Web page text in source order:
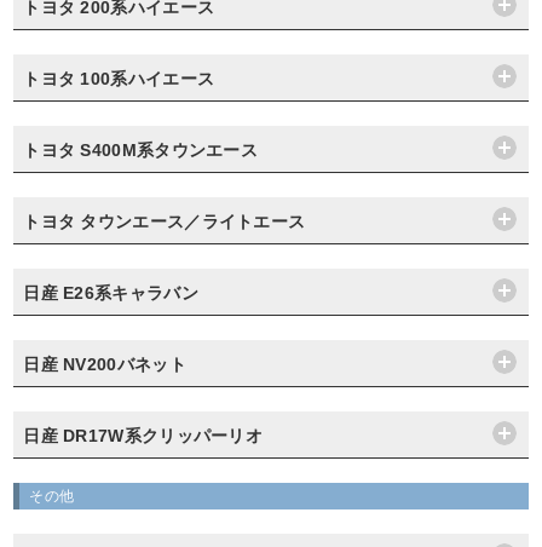
トヨタ 200系ハイエース
トヨタ 100系ハイエース
トヨタ S400M系タウンエース
トヨタ タウンエース／ライトエース
日産 E26系キャラバン
日産 NV200バネット
日産 DR17W系クリッパーリオ
その他